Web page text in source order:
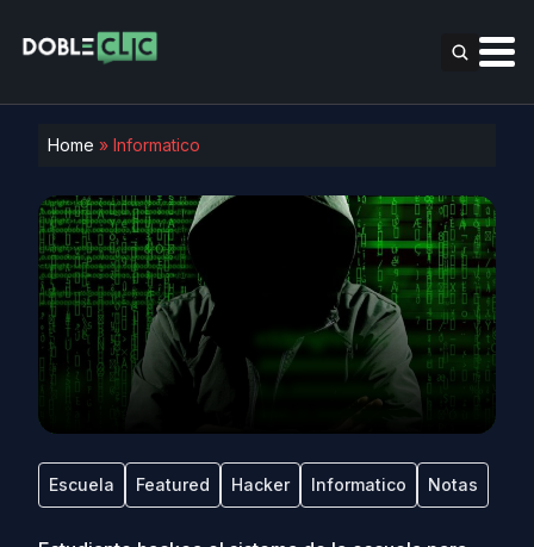
Home » Informatico
Escuela Featured Hacker Informatico Notas